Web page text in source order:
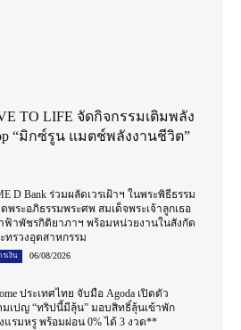
TO LIFE จัดกิจกรรมเติมพลัง
“มิกซ์รูน แมตช์พลังงานชีวิต”
D Bank ร่วมผลัดเวรเฝ้าฯ ในพระพิธีธรรม
พระอภิธรรมพระศพ สมเด็จพระเจ้าลูกเธอ
าฟ้าพัชรกิติยาภาฯ พร้อมหน่วยงานในสังกัด
ทรวงอุตสาหกรรม
รเงิน 06/08/2026
ประเทศไทย จับมือ Agoda เปิดตัว
มเปญ “ทริปนี้มีลุ้น” มอบสิทธิ์ลุ้นเข้าพัก
แรมหรู พร้อมผ่อน 0% ได้ 3 งวด**